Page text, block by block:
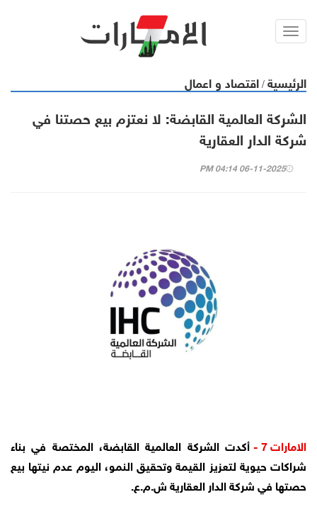
Toggl
الرئيسية / اقتصاد و اعمال
الشركة العالمية القابضة: لا نعتزم بيع حصتنا في
شركة الدار العقارية
06-11-2025 04:14 PM
الامارات 7 -
أكدت الشركة العالمية القابضة، المختصة في بناء
شراكات حيوية لتعزيز القيمة وتحقيق النمو، اليوم عدم نيتها بيع
حصتها في شركة الدار العقارية ش.م.ع.